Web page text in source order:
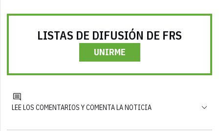
LISTAS DE DIFUSIÓN DE FRS
UNIRME
LEE LOS COMENTARIOS Y COMENTA LA NOTICIA